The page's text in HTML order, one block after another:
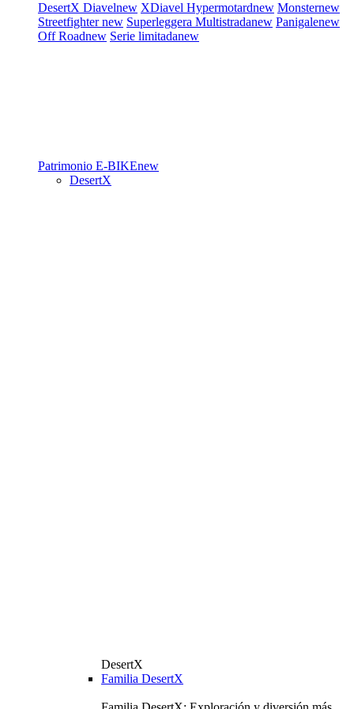
DesertX Diavelnew XDiavel Hypermotardnew Monsternew
Streetfighternew Superleggera Multistradanew Panigalenew
Off Roadnew Serie limitadanew
Patrimonio E-BIKEnew
DesertX
DesertX
Familia DesertX